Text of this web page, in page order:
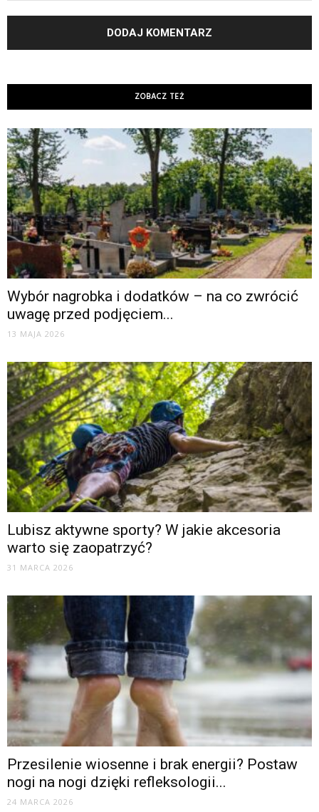
ZOBACZ TEŻ
Wybór nagrobka i dodatków – na co zwrócić
uwagę przed podjęciem...
13 MAJA 2026
Lubisz aktywne sporty? W jakie akcesoria
warto się zaopatrzyć?
31 MARCA 2026
Przesilenie wiosenne i brak energii? Postaw
nogi na nogi dzięki refleksologii...
24 MARCA 2026